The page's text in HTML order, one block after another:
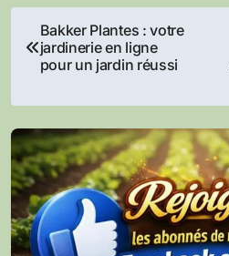
Navigation
de
l’article
Bakker Plantes : votre
jardinerie en ligne
pour un jardin réussi